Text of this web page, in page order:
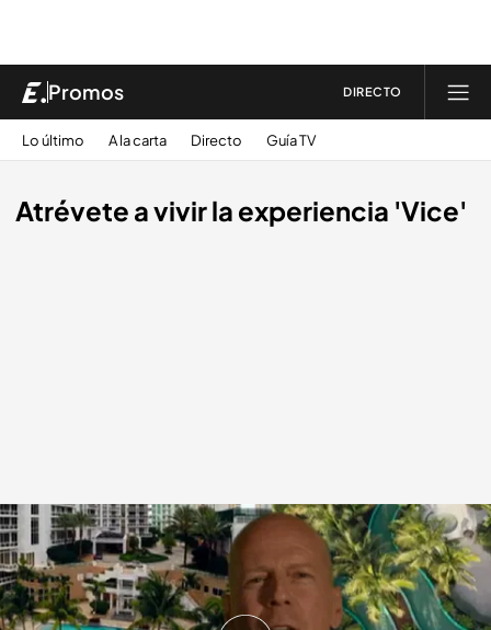
Promos DIRECTO
Lo último A la carta Directo Guía TV
Atrévete a vivir la experiencia 'Vice'
energy.es
01 FEB 2017 - 16:57h.